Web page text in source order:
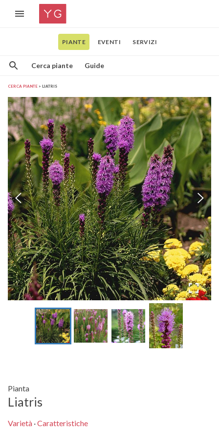
PIANTE EVENTI SERVIZI
Cerca piante Guide
CERCA PIANTE LIATRIS
Pianta
Liatris
Varietà ·Caratteristiche